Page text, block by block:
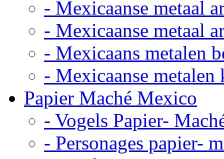
- Mexicaanse metaal
- Mexicaanse metaal
- Mexicaans metalen
- Mexicaanse metalen
Papier Maché Mexico
- Vogels Papier-
- Personages papier-